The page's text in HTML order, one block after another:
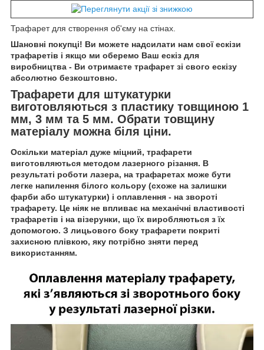
Трафарет для створення об'єму на стінах.
Шановні покупці! Ви можете надсилати нам свої ескізи
трафаретів і якщо ми оберемо Ваш ескіз для
виробництва - Ви отримаєте трафарет зі свого ескізу
абсолютно безкоштовно.
Трафарети для штукатурки
виготовляються з пластику товщиною 1
мм, 3 мм та 5 мм. Обрати товщину
матеріалу можна біля ціни.
Оскільки матеріал дуже міцний, трафарети
виготовляються методом лазерного різання. В
результаті роботи лазера, на трафаретах може бути
легке напилення білого кольору (схоже на залишки
фарби або штукатурки) і оплавлення - на звороті
трафарету. Це ніяк не впливає на механічні властивості
трафаретів і на візерунки, що їх виробляються з їх
допомогою. З лицьового боку трафарети покриті
захисною плівкою, яку потрібно зняти перед
використанням.